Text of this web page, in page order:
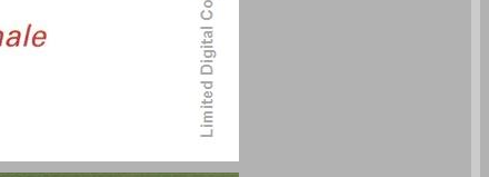
טרמינל ‭:37‬ כתב עת לאמנות המאה ה‭21-‬ ... 0